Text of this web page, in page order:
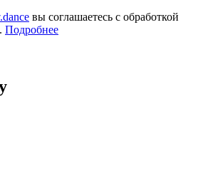
вы соглашаетесь с обработкой
Подробнее